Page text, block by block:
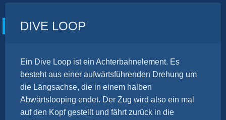
content
DIVE LOOP
Ein Dive Loop ist ein Achterbahnelement. Es
besteht aus einer aufwärtsführenden Drehung um
die Längsachse, die in einem halben
Abwärtslooping endet. Der Zug wird also ein mal
auf den Kopf gestellt und fährt zurück in die